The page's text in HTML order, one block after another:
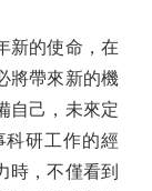
的使命，在
將帶來新的機
自己，未來定
科研工作的經
時，不僅看到